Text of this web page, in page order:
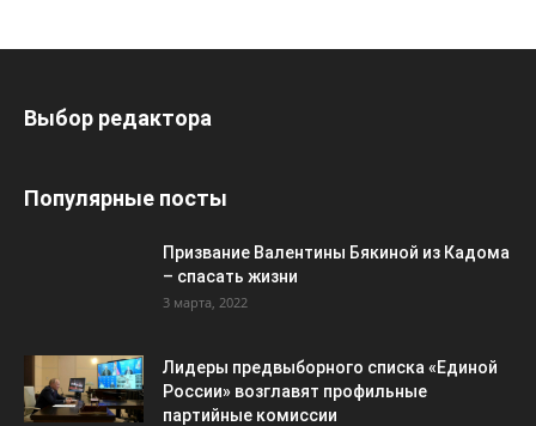
Выбор редактора
Популярные посты
Призвание Валентины Бякиной из Кадома
– спасать жизни
3 марта, 2022
Лидеры предвыборного списка «Единой
России» возглавят профильные
партийные комиссии